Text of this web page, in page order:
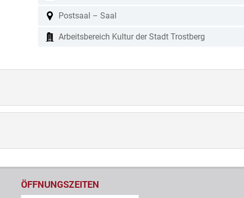
Postsaal – Saal
Arbeitsbereich Kultur der Stadt Trostberg
ÖFFNUNGSZEITEN